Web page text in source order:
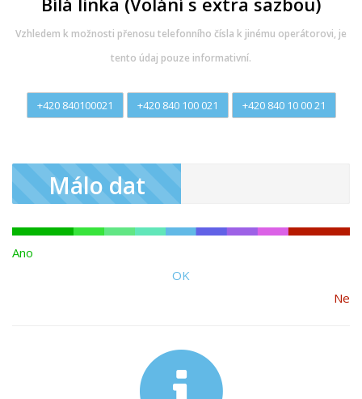
Vzhledem k možnosti přenosu telefonního čísla k jinému operátorovi, je
tento údaj pouze informativní.
+420 840100021 +420 840 100 021 +420 840 10 00 21
Málo dat
Ano
OK
Ne